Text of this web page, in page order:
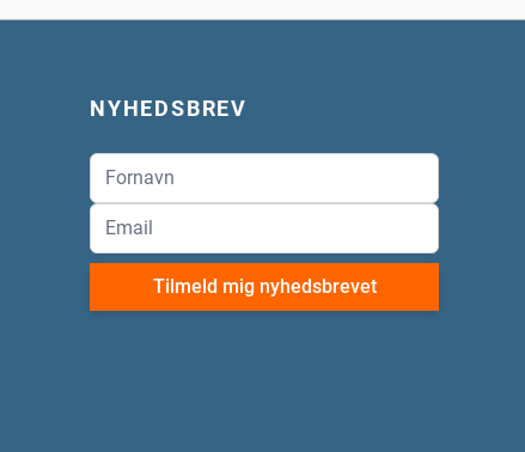
NYHEDSBREV
Tilmeld mig nyhedsbrevet